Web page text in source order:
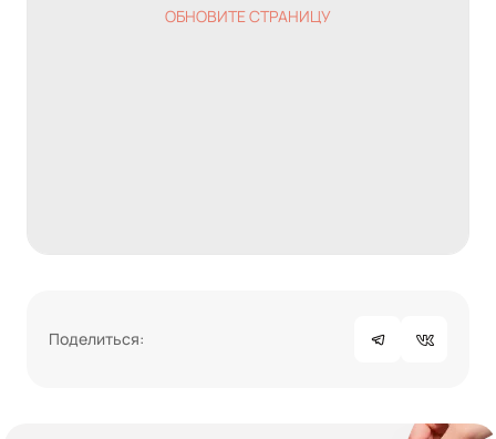
ОБНОВИТЕ СТРАНИЦУ
Поделиться: